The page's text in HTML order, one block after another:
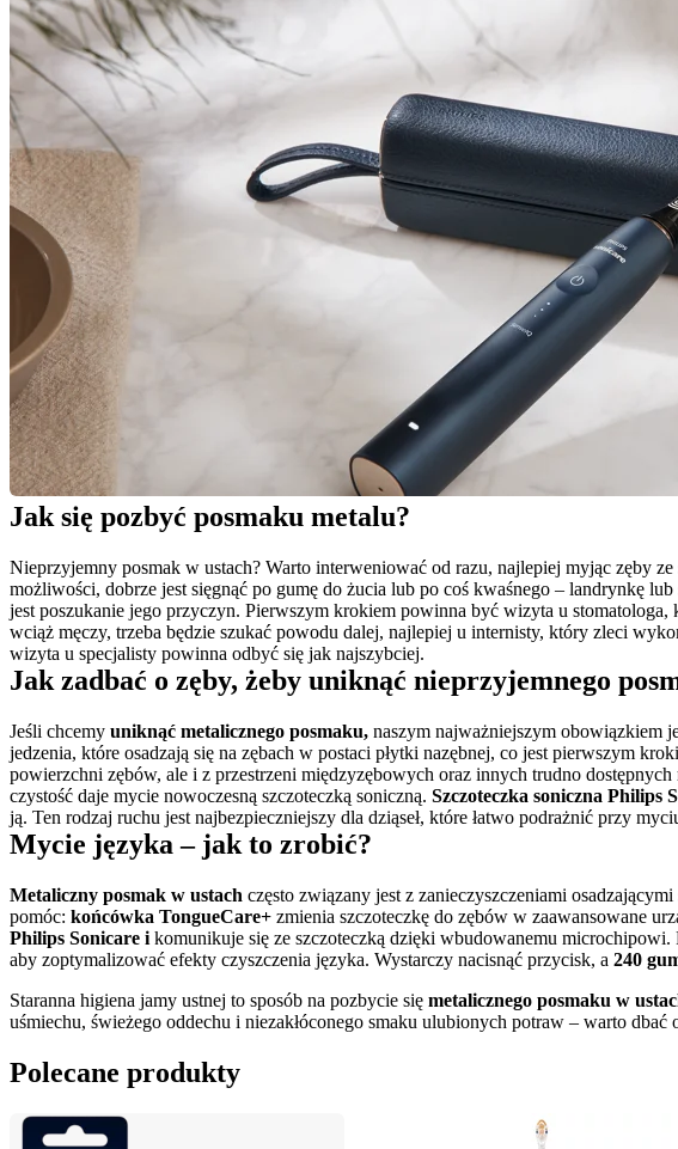
Jak się pozbyć posmaku metalu?
Nieprzyjemny posmak w ustach? Warto interweniować od razu, najlepiej myjąc zęby
możliwości, dobrze jest sięgnąć po gumę do żucia lub po coś kwaśnego – landrynkę
jest poszukanie jego przyczyn. Pierwszym krokiem powinna być wizyta u stomatologa,
wciąż męczy, trzeba będzie szukać powodu dalej, najlepiej u internisty, który zleci
wizyta u specjalisty powinna odbyć się jak najszybciej.
Jak zadbać o zęby, żeby uniknąć nieprzyjemnego
Jeśli chcemy uniknąć metalicznego posmaku, naszym najważniejszym obowiązkiem
jedzenia, które osadzają się na zębach w postaci płytki nazębnej, co jest pierwszym
powierzchni zębów, ale i z przestrzeni międzyzębowych oraz innych trudno
czystość daje mycie nowoczesną szczoteczką soniczną. Szczoteczka soniczna Philips
ją. Ten rodzaj ruchu jest najbezpieczniejszy dla dziąseł, które łatwo podrażnić przy
Mycie języka – jak to zrobić?
Metaliczny posmak w ustach często związany jest z zanieczyszczeniami
pomóc: końcówka TongueCare+
Philips Sonicare i komunikuje się ze szczoteczką dzięki wbudowanemu
aby zoptymalizować efekty czyszczenia języka. Wystarczy nacisnąć przycisk, a 240
Staranna higiena jamy ustnej to sposób na pozbycie się metalicznego posmaku w
uśmiechu, świeżego oddechu i niezakłóconego smaku ulubionych potraw – warto
Polecane produkty